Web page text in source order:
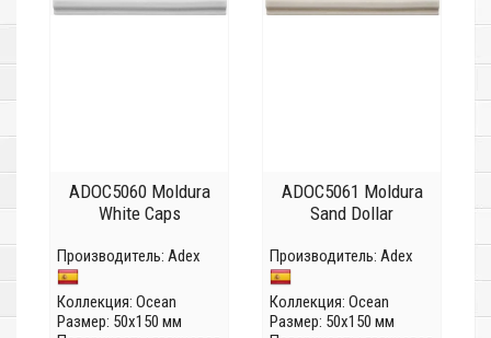
ADOC5060 Moldura
White Caps
Производитель: Adex
Коллекция: Ocean
Размер: 50x150 мм
ADOC5061 Moldura
Sand Dollar
Производитель: Adex
Коллекция: Ocean
Размер: 50x150 мм